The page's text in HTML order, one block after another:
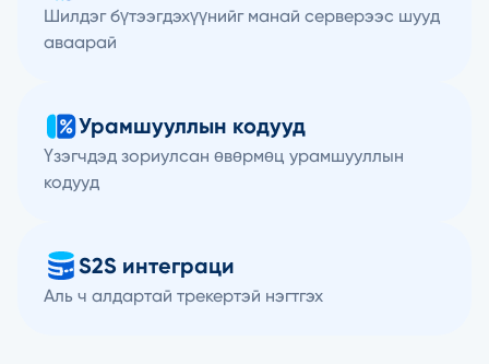
Шилдэг бүтээгдэхүүнийг манай серверээс шууд
аваарай
Урамшууллын кодууд
Үзэгчдэд зориулсан өвөрмөц урамшууллын
кодууд
S2S интеграци
Аль ч алдартай трекертэй нэгтгэх